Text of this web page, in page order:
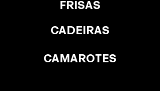
FRISAS
CADEIRAS
CAMAROTES